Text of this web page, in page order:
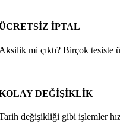
İPTAL
mi çıktı? Birçok tesiste
DEĞİŞİKLİK
değişikliği gibi işlemler